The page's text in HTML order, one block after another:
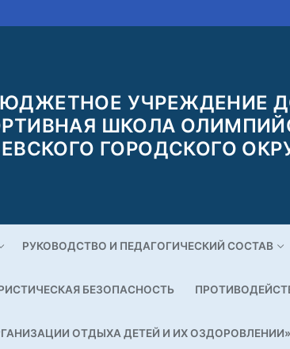
УЧРЕЖДЕНИЕ
ШКОЛА
ГОРОДСКОГО
РУКОВОДСТВО И ПЕДАГОГИЧЕСКИЙ СОСТАВ
БЕЗОПАСНОСТЬ
ОТДЫХА ДЕТЕЙ И ИХ ОЗДОРОВЛЕНИИ»